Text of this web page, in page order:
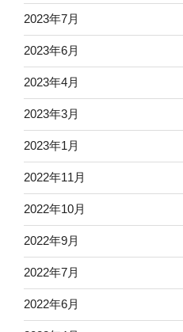
2023年7月
2023年6月
2023年4月
2023年3月
2023年1月
2022年11月
2022年10月
2022年9月
2022年7月
2022年6月